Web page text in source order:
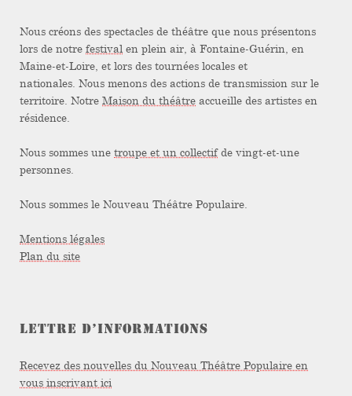
Nous créons des spectacles de théâtre que nous présentons
lors de notre festival en plein air, à Fontaine-Guérin, en
Maine-et-Loire, et lors des tournées locales et
nationales. Nous menons des actions de transmission sur le
territoire. Notre Maison du théâtre accueille des artistes en
résidence.
Nous sommes une troupe et un collectifde vingt-et-une
personnes.
Nous sommes le Nouveau Théâtre Populaire.
Mentions légales
Plan du site
LETTRE D’INFORMATIONS
Recevez des nouvelles du Nouveau Théâtre Populaire en
vous inscrivant ici